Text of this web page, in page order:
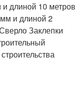
длиной 10 метров
и длиной 2
Заклепки